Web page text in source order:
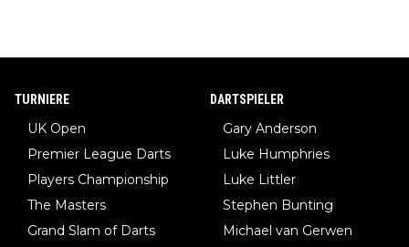
TURNIERE
UK Open
Premier League Darts
Players Championship
The Masters
Grand Slam of Darts
DARTSPIELER
Gary Anderson
Luke Humphries
Luke Littler
Stephen Bunting
Michael van Gerwen